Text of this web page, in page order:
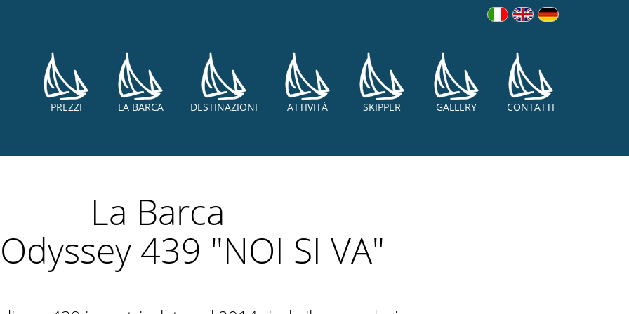
PREZZI LA BARCA DESTINAZIONI ATTIVITÀ SKIPPER GALLERY CONTATTI
La Barca
439 "NOI SI VA"